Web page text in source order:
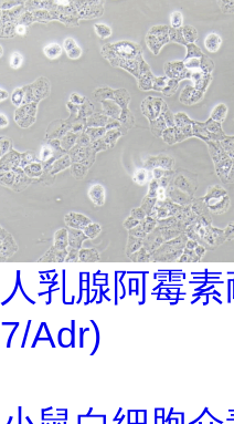
人乳腺阿霉
7/Adr)